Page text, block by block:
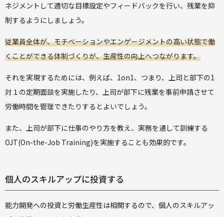
ネジメントして適切な目標設定やフィードバックを行い、残業を抑
制するようにしましょう。
従業員全体が、モチベーションやエンゲージメントの高い状態で働
くことができる体制づくりが、生産性の向上へつながります。
それを実現するためには、例えば、1on1、つまり、上司と部下の1
対１の定期面談を実施したり、上司が部下に残業を事前申請させて
労働時間を管理できたりするとよいでしょう。
また、上司が部下に仕事のやり方を教え、実務を通して訓練する
OJT(On-the-Job Training)を実施することも効果的です。
個人のスキルアップに投資する
能力開発への投資と労働生産性は相関するので、個人のスキルアッ